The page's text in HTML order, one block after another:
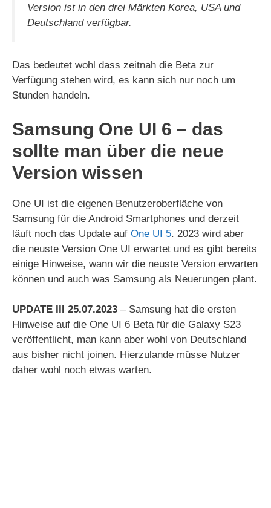
Version ist in den drei Märkten Korea, USA und
Deutschland verfügbar.
Das bedeutet wohl dass zeitnah die Beta zur
Verfügung stehen wird, es kann sich nur noch um
Stunden handeln.
Samsung One UI 6 – das
sollte man über die neue
Version wissen
One UI ist die eigenen Benutzeroberfläche von
Samsung für die Android Smartphones und derzeit
läuft noch das Update auf One UI 5. 2023 wird aber
die neuste Version One UI erwartet und es gibt bereits
einige Hinweise, wann wir die neuste Version erwarten
können und auch was Samsung als Neuerungen plant.
UPDATE III 25.07.2023 – Samsung hat die ersten
Hinweise auf die One UI 6 Beta für die Galaxy S23
veröffentlicht, man kann aber wohl von Deutschland
aus bisher nicht joinen. Hierzulande müsse Nutzer
daher wohl noch etwas warten.